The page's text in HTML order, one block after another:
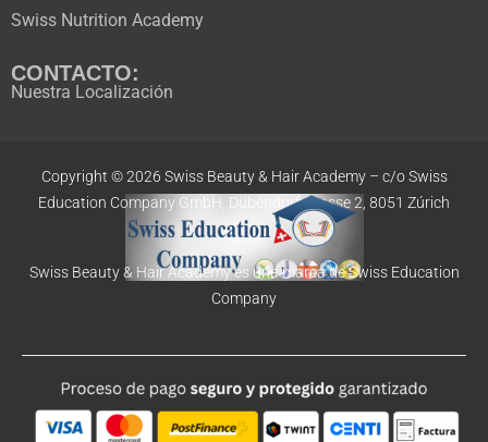
Swiss Nutrition Academy
CONTACTO:
Nuestra Localización
Copyright © 2026 Swiss Beauty & Hair Academy – c/o Swiss
Education Company GmbH, Dübendorfstrasse 2, 8051 Zúrich
Swiss Beauty & Hair Academy es una marca de Swiss Education
Company